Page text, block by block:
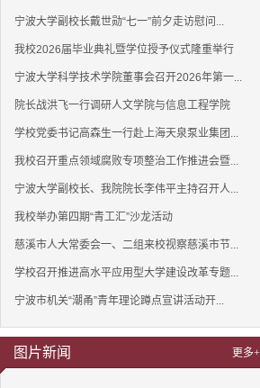
宁波大学副校长戴世勋“七一”前夕走访慰问...
我校2026届毕业典礼暨学位授予仪式隆重举行
宁波大学科学技术学院董事会召开2026年第一...
院长战洪飞一行调研人文学院与信息工程学院
学校党委书记高森生一行赴上海天泉泵业集团...
我校召开重点领域腐败专项整治工作推进会暨...
宁波大学副校长、我院院长李伟平主持召开人...
我校举办第四期“青工汇”沙龙活动
慈溪市人大常委会一、二组来校视察慈溪市节...
学校召开推进高水平应用型大学建设改革专题...
宁波市机关“潮甬”青年理论蹲点宣讲活动开...
图片新闻 更多+